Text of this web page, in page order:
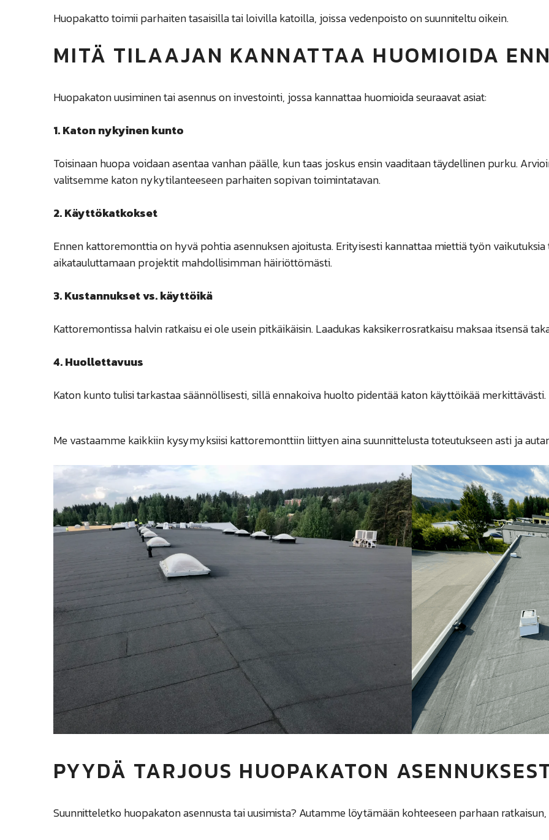
Huopakatto toimii parhaiten tasaisilla tai loivilla katoilla, joissa vedenpoisto on suunniteltu oikein.
MITÄ TILAAJAN KANNATTAA HUOMIOIDA
Huopakaton uusiminen tai asennus on investointi, jossa kannattaa huomioida seuraavat asiat:
1. Katon nykyinen kunto
Toisinaan huopa voidaan asentaa vanhan päälle, kun taas joskus ensin vaaditaan täydellinen purku.
valitsemme katon nykytilanteeseen parhaiten sopivan toimintatavan.
2. Käyttökatkokset
Ennen kattoremonttia on hyvä pohtia asennuksen ajoitusta. Erityisesti kannattaa miettiä työn
aikatauluttamaan projektit mahdollisimman häiriöttömästi.
3. Kustannukset vs. käyttöikä
Kattoremontissa halvin ratkaisu ei ole usein pitkäikäisin. Laadukas kaksikerrosratkaisu maksaa itsensä
4. Huollettavuus
Katon kunto tulisi tarkastaa säännöllisesti, sillä ennakoiva huolto pidentää katon käyttöikää merkittävästi.
Me vastaamme kaikkiin kysymyksiisi kattoremonttiin liittyen aina suunnittelusta toteutukseen asti ja
PYYDÄ TARJOUS HUOPAKATON
Suunnitteletko huopakaton asennusta tai uusimista? Autamme löytämään kohteeseen parhaan